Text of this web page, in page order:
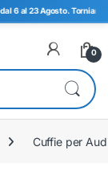
al 23 Agosto. Torniamo
0
Cuffie per